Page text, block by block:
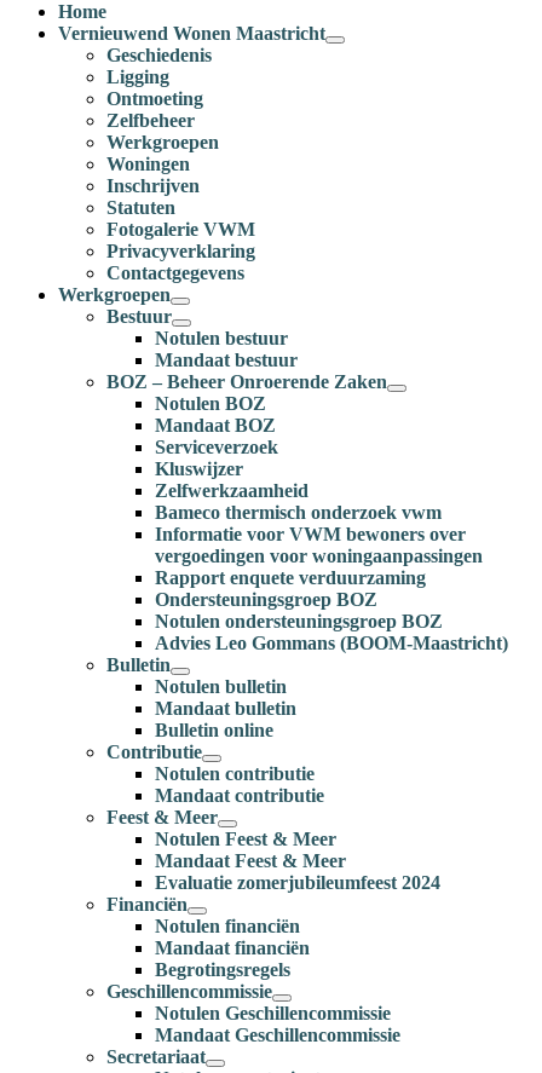
Home
Vernieuwend Wonen Maastricht
Geschiedenis
Ligging
Ontmoeting
Zelfbeheer
Werkgroepen
Woningen
Inschrijven
Statuten
Fotogalerie VWM
Privacyverklaring
Contactgegevens
Werkgroepen
Bestuur
Notulen bestuur
Mandaat bestuur
BOZ – Beheer Onroerende Zaken
Notulen BOZ
Mandaat BOZ
Serviceverzoek
Kluswijzer
Zelfwerkzaamheid
Bameco thermisch onderzoek vwm
Informatie voor VWM bewoners over
vergoedingen voor woningaanpassingen
Rapport enquete verduurzaming
Ondersteuningsgroep BOZ
Notulen ondersteuningsgroep BOZ
Advies Leo Gommans (BOOM-Maastricht)
Bulletin
Notulen bulletin
Mandaat bulletin
Bulletin online
Contributie
Notulen contributie
Mandaat contributie
Feest & Meer
Notulen Feest & Meer
Mandaat Feest & Meer
Evaluatie zomerjubileumfeest 2024
Financiën
Notulen financiën
Mandaat financiën
Begrotingsregels
Geschillencommissie
Notulen Geschillencommissie
Mandaat Geschillencommissie
Secretariaat